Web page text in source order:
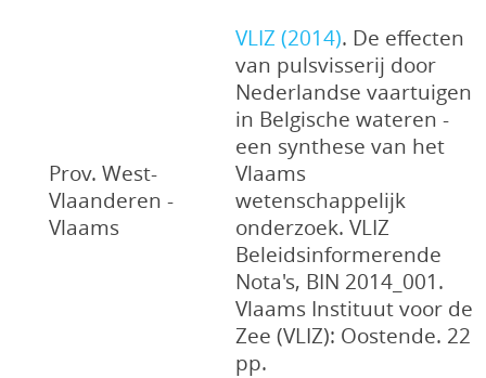
Prov. West-
Vlaanderen -
Vlaams
VLIZ (2014). De effecten
van pulsvisserij door
Nederlandse vaartuigen
in Belgische wateren -
een synthese van het
Vlaams
wetenschappelijk
onderzoek. VLIZ
Beleidsinformerende
Nota's, BIN 2014_001.
Vlaams Instituut voor de
Zee (VLIZ): Oostende. 22
pp.